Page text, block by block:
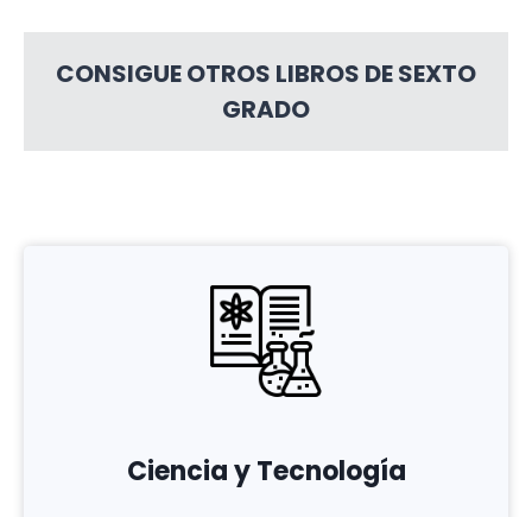
CONSIGUE OTROS LIBROS DE SEXTO
GRADO
Ciencia y Tecnología